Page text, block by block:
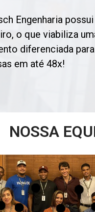
Engenharia
o que viabiliza
diferenciada
em até 48x!
NOSSA